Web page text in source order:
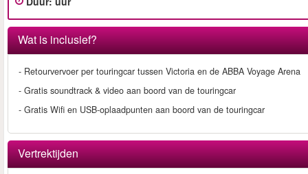
Wat is inclusief?
- Retourvervoer per touringcar tussen Victoria en de ABBA Voyage Arena
- Gratis soundtrack & video aan boord van de touringcar
- Gratis Wifi en USB-oplaadpunten aan boord van de touringcar
Vertrektijden